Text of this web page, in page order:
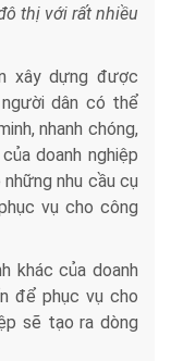
thị với rất nhiều
xây dựng được
dân có thể
nhanh chóng,
doanh nghiệp
nhu cầu cụ
vụ cho công
khác của doanh
để phục vụ cho
sẽ tạo ra dòng